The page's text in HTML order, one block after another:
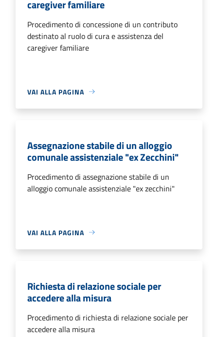
caregiver familiare
Procedimento di concessione di un contributo
destinato al ruolo di cura e assistenza del
caregiver familiare
VAI ALLA PAGINA
Assegnazione stabile di un alloggio
comunale assistenziale "ex Zecchini"
Procedimento di assegnazione stabile di un
alloggio comunale assistenziale "ex zecchini"
VAI ALLA PAGINA
Richiesta di relazione sociale per
accedere alla misura
Procedimento di richiesta di relazione sociale per
accedere alla misura